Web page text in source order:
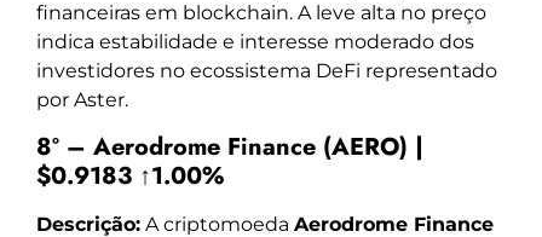
financeiras em blockchain. A leve alta no preço
indica estabilidade e interesse moderado dos
investidores no ecossistema DeFi representado
por Aster.
8º – Aerodrome Finance (AERO) |
$0.9183 ↑1.00%
Descrição: A criptomoeda Aerodrome Finance